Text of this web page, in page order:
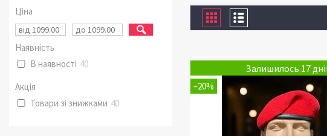
Залишилось 17
–20%
Ціна
Наявність
В наявності 40
Акція
Товари зі знижками 40